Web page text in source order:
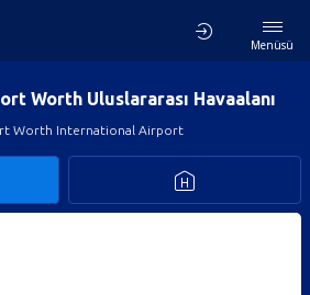
Menüsü
Worth Uluslararası Havaalanı
Worth International Airport